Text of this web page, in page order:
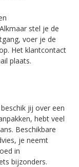
stel je de
voer je de
Het klantcontact
plaats.
jij over een
hebt veel
Beschikbare
je neemt
in
bijzonders.